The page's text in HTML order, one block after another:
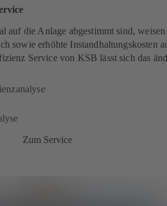
auf die Anlage abgestimmt sind, weisen
sowie erhöhte Instandhaltungskosten
Service von KSB lässt sich das
Zum Service